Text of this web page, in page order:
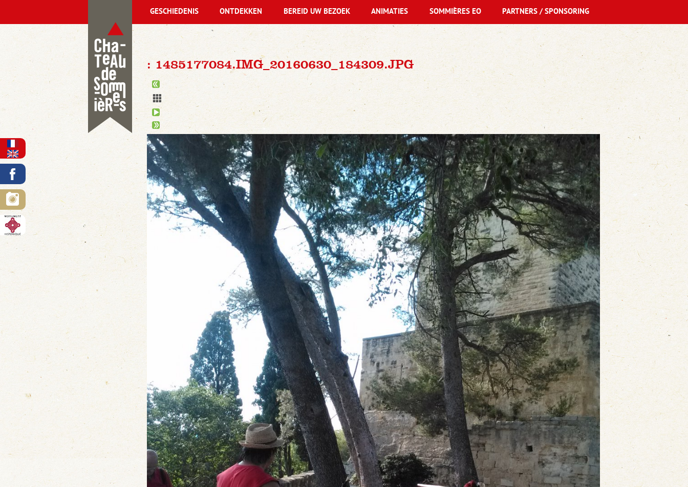
: 1485177084.IMG_20160630_184309.JPG
GESCHIEDENIS ONTDEKKEN BEREID UW BEZOEK ANIMATIES SOMMIÈRES EO PARTNERS / SPONSORING